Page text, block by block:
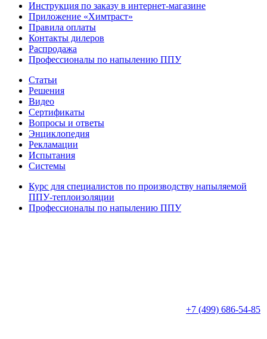
Инструкция по заказу в интернет-магазине
Приложение «Химтраст»
Правила оплаты
Контакты дилеров
Распродажа
Профессионалы по напылению ППУ
Статьи
Решения
Видео
Сертификаты
Вопросы и ответы
Энциклопедия
Рекламации
Испытания
Системы
Курс для специалистов по производству напыляемой
ППУ-теплоизоляции
Профессионалы по напылению ППУ
+7 (499) 686-54-85